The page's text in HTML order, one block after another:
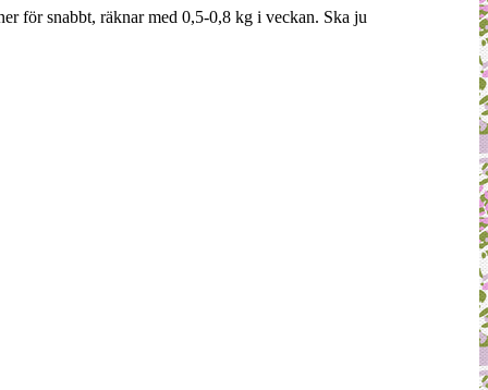
för snabbt, räknar med 0,5-0,8 kg i veckan. Ska ju